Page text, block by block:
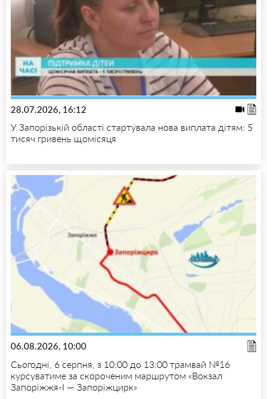
28.07.2026, 16:12
У Запорізькій області стартувала нова виплата дітям: 5
тисяч гривень щомісяця
06.08.2026, 10:00
Сьогодні, 6 серпня, з 10:00 до 13:00 трамвай №16
курсуватиме за скороченим маршрутом «Вокзал
Запоріжжя-I — Запоріжцирк»